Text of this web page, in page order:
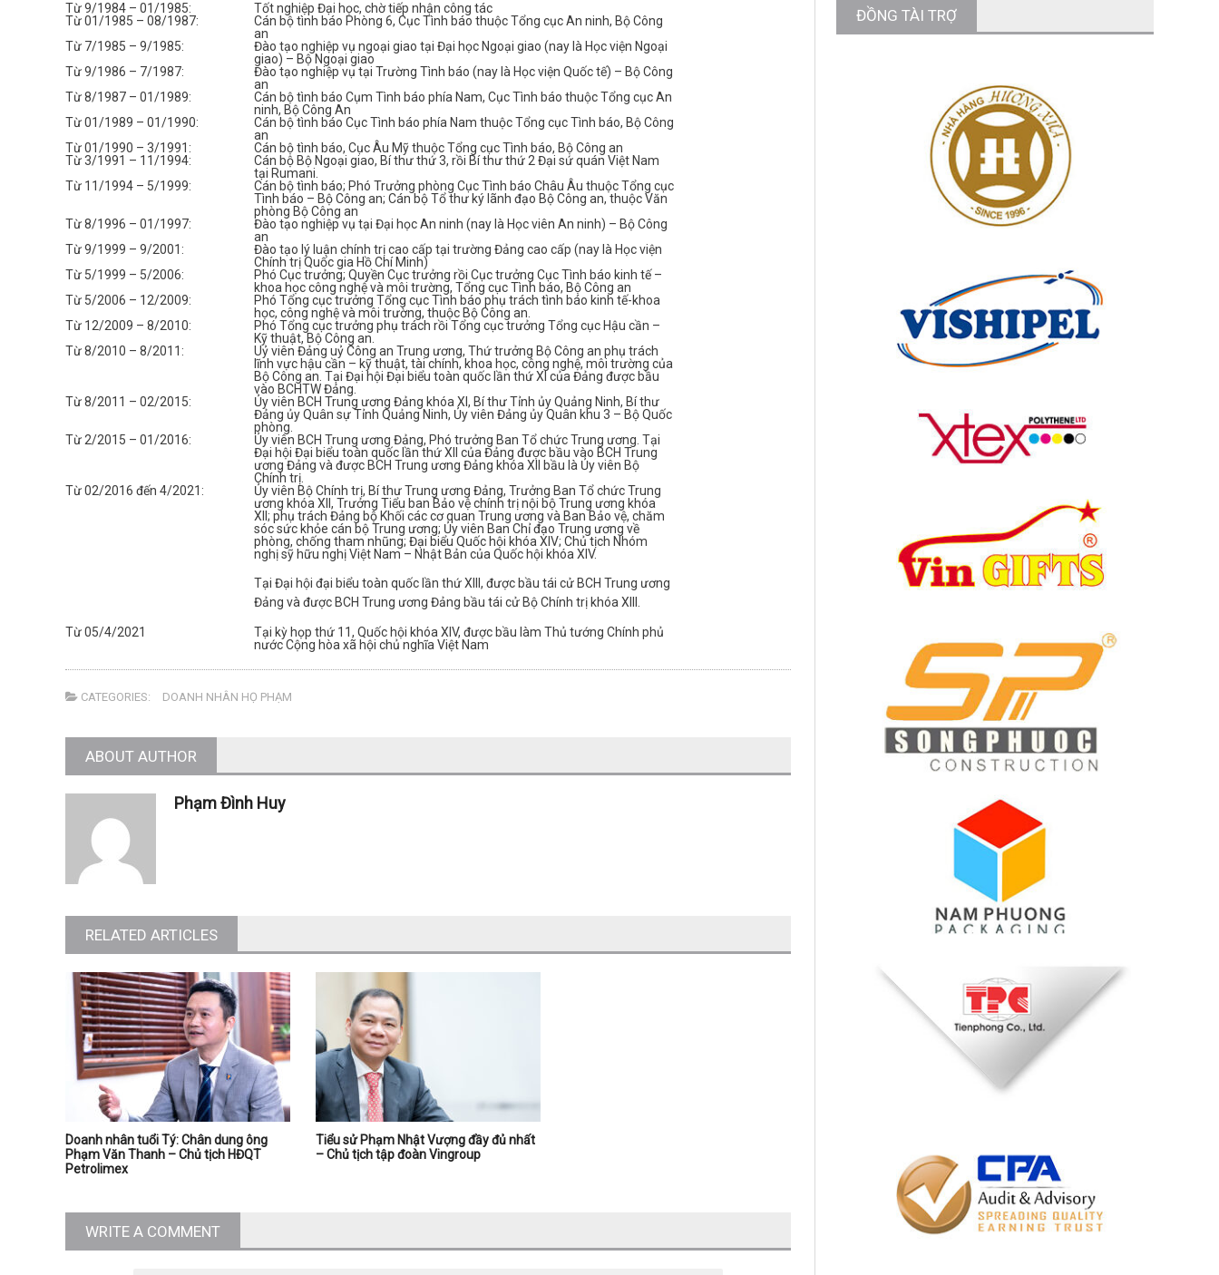
Từ 9/1984 – 01/1985:
Tốt nghiệp Đại học, chờ tiếp nhận công tác
Từ 01/1985 – 08/1987:
Cán bộ tình báo Phòng 6, Cục Tình báo thuộc Tổng cục An ninh, Bộ Công
an
Từ 7/1985 – 9/1985:
Đào tạo nghiệp vụ ngoại giao tại Đại học Ngoại giao (nay là Học viện Ngoại
giao) – Bộ Ngoại giao
Từ 9/1986 – 7/1987:
Đào tạo nghiệp vụ tại Trường Tình báo (nay là Học viện Quốc tế) – Bộ Công
an
Từ 8/1987 – 01/1989:
Cán bộ tình báo Cụm Tình báo phía Nam, Cục Tình báo thuộc Tổng cục An
ninh, Bộ Công An
Từ 01/1989 – 01/1990:
Cán bộ tình báo Cục Tình báo phía Nam thuộc Tổng cục Tình báo, Bộ Công
an
Từ 01/1990 – 3/1991:
Cán bộ tình báo, Cục Âu Mỹ thuộc Tổng cục Tình báo, Bộ Công an
Từ 3/1991 – 11/1994:
Cán bộ Bộ Ngoại giao, Bí thư thứ 3, rồi Bí thư thứ 2 Đại sứ quán Việt Nam
tại Rumani.
Từ 11/1994 – 5/1999:
Cán bộ tình báo; Phó Trưởng phòng Cục Tình báo Châu Âu thuộc Tổng cục
Tình báo – Bộ Công an; Cán bộ Tổ thư ký lãnh đạo Bộ Công an, thuộc Văn
phòng Bộ Công an
Từ 8/1996 – 01/1997:
Đào tạo nghiệp vụ tại Đại học An ninh (nay là Học viên An ninh) – Bộ Công
an
Từ 9/1999 – 9/2001:
Đào tạo lý luận chính trị cao cấp tại trường Đảng cao cấp (nay là Học viện
Chính trị Quốc gia Hồ Chí Minh)
Từ 5/1999 – 5/2006:
Phó Cục trưởng; Quyền Cục trưởng rồi Cục trưởng Cục Tình báo kinh tế –
khoa học công nghệ và môi trường, Tổng cục Tình báo, Bộ Công an
Từ 5/2006 – 12/2009:
Phó Tổng cục trưởng Tổng cục Tình báo phụ trách tình báo kinh tế-khoa
học, công nghệ và môi trường, thuộc Bộ Công an.
Từ 12/2009 – 8/2010:
Phó Tổng cục trưởng phụ trách rồi Tổng cục trưởng Tổng cục Hậu cần –
Kỹ thuật, Bộ Công an.
Từ 8/2010 – 8/2011:
Uỷ viên Đảng uỷ Công an Trung ương, Thứ trưởng Bộ Công an phụ trách
lĩnh vực hậu cần – kỹ thuật, tài chính, khoa học, công nghệ, môi trường của
Bộ Công an. Tại Đại hội Đại biểu toàn quốc lần thứ XI của Đảng được bầu
vào BCHTW Đảng.
Từ 8/2011 – 02/2015:
Ủy viên BCH Trung ương Đảng khóa XI, Bí thư Tỉnh ủy Quảng Ninh, Bí thư
Đảng ủy Quân sự Tỉnh Quảng Ninh, Ủy viên Đảng ủy Quân khu 3 – Bộ Quốc
phòng.
Từ 2/2015 – 01/2016:
Ủy viên BCH Trung ương Đảng, Phó trưởng Ban Tổ chức Trung ương. Tại
Đại hội Đại biểu toàn quốc lần thứ XII của Đảng được bầu vào BCH Trung
ương Đảng và được BCH Trung ương Đảng khóa XII bầu là Ủy viên Bộ
Chính trị.
Từ 02/2016 đến 4/2021:
Ủy viên Bộ Chính trị, Bí thư Trung ương Đảng, Trưởng Ban Tổ chức Trung
ương khóa XII, Trưởng Tiểu ban Bảo vệ chính trị nội bộ Trung ương khóa
XII; phụ trách Đảng bộ Khối các cơ quan Trung ương và Ban Bảo vệ, chăm
sóc sức khỏe cán bộ Trung ương; Ủy viên Ban Chỉ đạo Trung ương về
phòng, chống tham nhũng; Đại biểu Quốc hội khóa XIV; Chủ tịch Nhóm
nghị sỹ hữu nghị Việt Nam – Nhật Bản của Quốc hội khóa XIV.
Tại Đại hội đại biểu toàn quốc lần thứ XIII, được bầu tái cử BCH Trung ương
Đảng và được BCH Trung ương Đảng bầu tái cử Bộ Chính trị khóa XIII.
Từ 05/4/2021
Tại kỳ họp thứ 11, Quốc hội khóa XIV, được bầu làm Thủ tướng Chính phủ
nước Cộng hòa xã hội chủ nghĩa Việt Nam
CATEGORIES: DOANH NHÂN HỌ PHẠM
ABOUT AUTHOR
Phạm Đình Huy
RELATED ARTICLES
Doanh nhân tuổi Tý: Chân dung ông
Phạm Văn Thanh – Chủ tịch HĐQT
Petrolimex
Tiểu sử Phạm Nhật Vượng đầy đủ nhất
– Chủ tịch tập đoàn Vingroup
WRITE A COMMENT
ĐỒNG TÀI TRỢ